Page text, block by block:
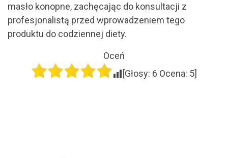
masło konopne, zachęcając do konsultacji z
profesjonalistą przed wprowadzeniem tego
produktu do codziennej diety.
Oceń
[Głosy: 6 Ocena: 5]